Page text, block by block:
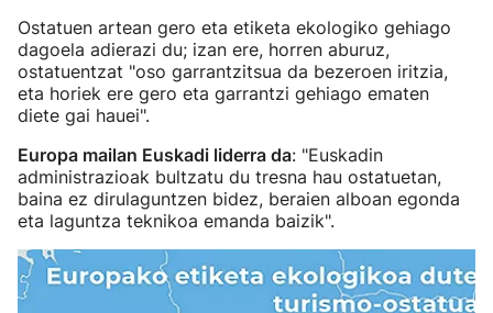
Ostatuen artean gero eta etiketa ekologiko gehiago
dagoela adierazi du; izan ere, horren aburuz,
ostatuentzat "oso garrantzitsua da bezeroen iritzia,
eta horiek ere gero eta garrantzi gehiago ematen
diete gai hauei".
Europa mailan Euskadi liderra da: "Euskadin
administrazioak bultzatu du tresna hau ostatuetan,
baina ez dirulaguntzen bidez, beraien alboan egonda
eta laguntza teknikoa emanda baizik".